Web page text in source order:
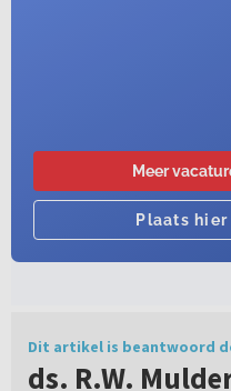
Dit artikel is beantwoord
ds. R.W.